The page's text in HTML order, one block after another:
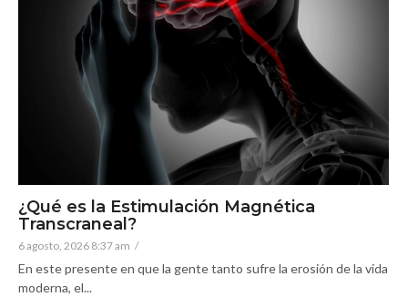
¿Qué es la Estimulación Magnética
Transcraneal?
6 agosto, 2026 8:37 am /
En este presente en que la gente tanto sufre la erosión de la vida
moderna, el...